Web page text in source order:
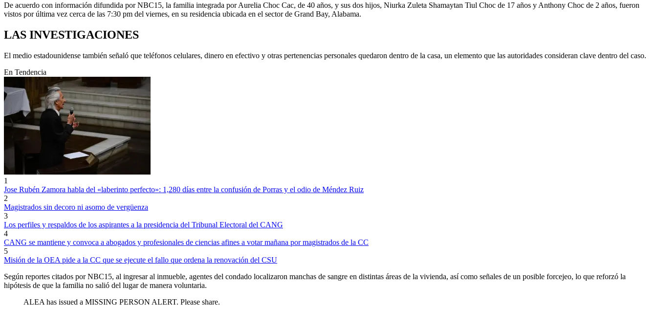
De acuerdo con información difundida por NBC15, la familia integrada por Aurelia Choc Cac, de 40 años, y sus dos hijos, Niurka Zuleta Shamaytan Tiul Choc de 17 años y Anthony Choc de 2 años, fueron
vistos por última vez cerca de las 7:30 pm del viernes, en su residencia ubicada en el sector de Grand Bay, Alabama.
LAS INVESTIGACIONES
El medio estadounidense también señaló que teléfonos celulares, dinero en efectivo y otras pertenencias personales quedaron dentro de la casa, un elemento que las autoridades consideran clave dentro del caso.
En Tendencia
1
Jose Rubén Zamora habla del «laberinto perfecto»: 1,280 días entre la confusión de Porras y el odio de Méndez Ruiz
2
Magistrados sin decoro ni asomo de vergüenza
3
Los perfiles y respaldos de los aspirantes a la presidencia del Tribunal Electoral del CANG
4
CANG se mantiene y convoca a abogados y profesionales de ciencias afines a votar mañana por magistrados de la CC
5
Misión de la OEA pide a la CC que se ejecute el fallo que ordena la renovación del CSU
Según reportes citados por NBC15, al ingresar al inmueble, agentes del condado localizaron manchas de sangre en distintas áreas de la vivienda, así como señales de un posible forcejeo, lo que reforzó la
hipótesis de que la familia no salió del lugar de manera voluntaria.
ALEA has issued a MISSING PERSON ALERT. Please share.